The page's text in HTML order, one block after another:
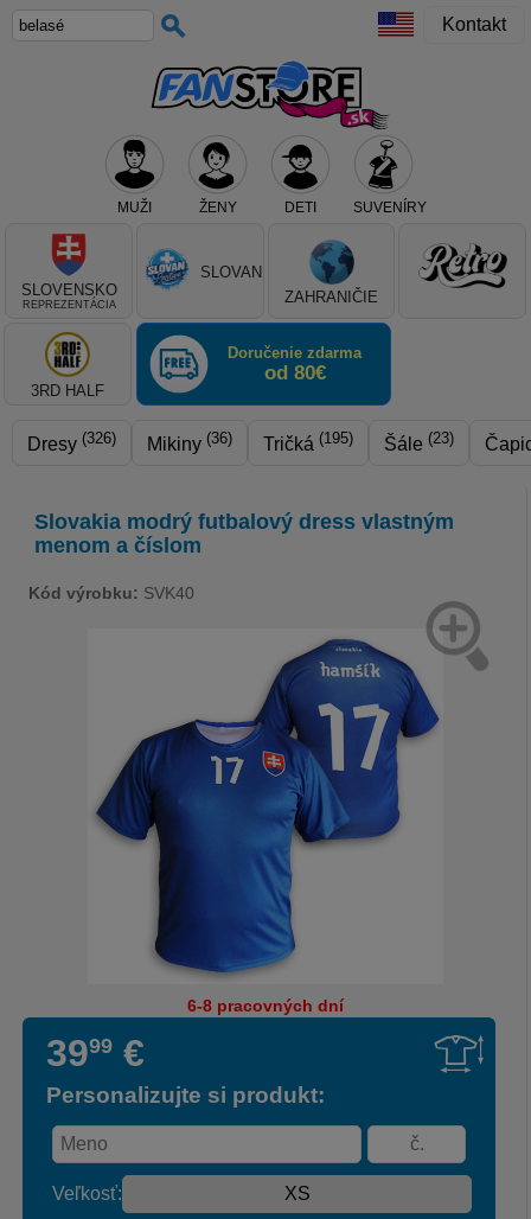
Kontakt
MUŽI ŽENY DETI SUVENÍRY
Teraz vyberte klub, alebo typ výrobku
SLOVENSKO
REPREZENTÁCIA
SLOVAN
ZAHRANIČIE
3RD HALF
Doručenie zdarma
od 80€
Dresy (326) Mikiny (36) Tričká (195) Šále (23)
Slovakia modrý futbalový dress vlastným
menom a číslom
Kód výrobku: SVK40
6-8 pracovných dní
3999 €
Personalizujte si produkt:
Veľkosť: